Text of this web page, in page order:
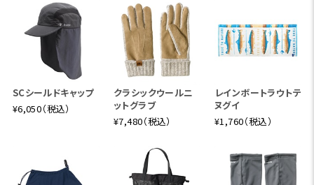
SCシールドキャップ
¥6,050（税込）
クラシックウールニ
ットグラブ
¥7,480（税込）
レインボートラウトテ
ヌグイ
¥1,760（税込）